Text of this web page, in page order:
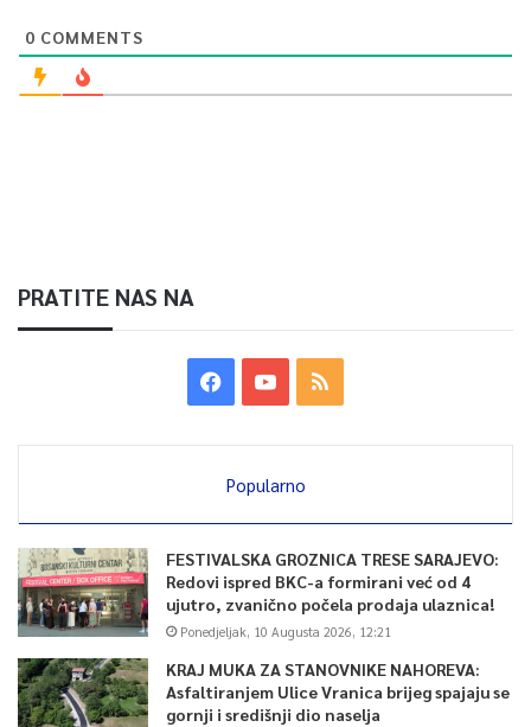
0
0 COMMENTS
PRATITE NAS NA
Popularno
FESTIVALSKA GROZNICA TRESE SARAJEVO:
Redovi ispred BKC-a formirani već od 4
ujutro, zvanično počela prodaja ulaznica!
Ponedjeljak, 10 Augusta 2026, 12:21
KRAJ MUKA ZA STANOVNIKE NAHOREVA:
Asfaltiranjem Ulice Vranica brijeg spajaju se
gornji i središnji dio naselja